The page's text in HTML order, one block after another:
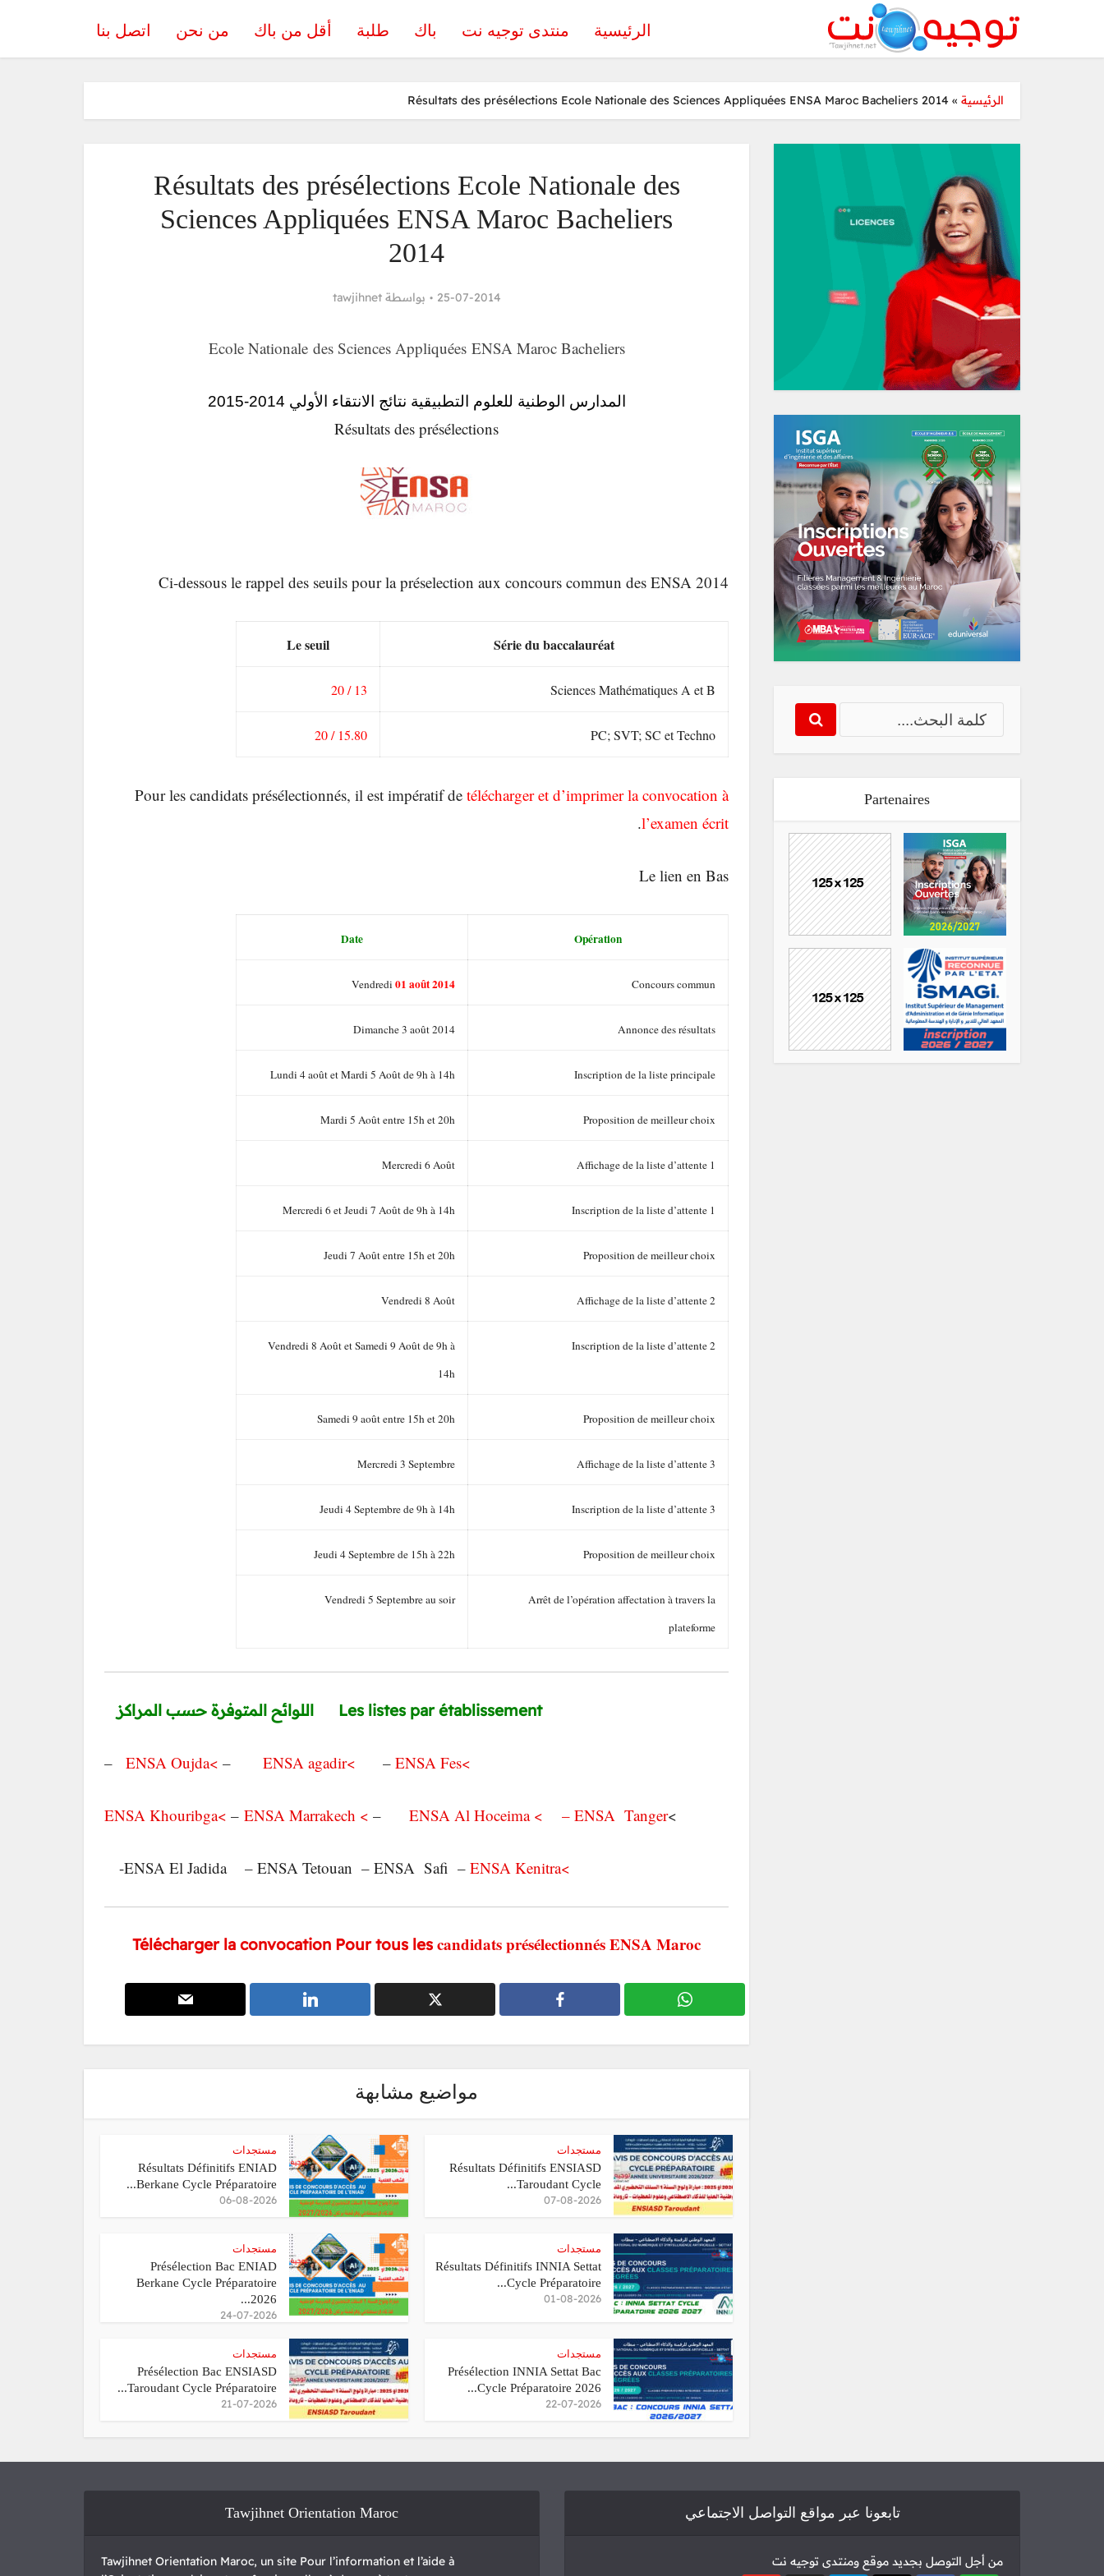
الرئيسية منتدى توجيه نت باك طلبة أقل من باك من نحن اتصل بنا
الرئيسية »
Résultats des présélections Ecole Nationale des Sciences Appliquées ENSA Maroc Bacheliers 2014
Résultats des présélections Ecole Nationale des
Sciences Appliquées ENSA Maroc Bacheliers
2014
25-07-2014 بواسطةtawjihnet
Ecole Nationale des Sciences Appliquées ENSA Maroc Bacheliers
المدارس الوطنية للعلوم التطبيقية نتائج الانتقاء الأولي 2014-2015
Résultats des présélections
Ci-dessous le rappel des seuils pour la préselection aux concours commun des ENSA 2014
Série du baccalauréat
Le seuil
Sciences Mathématiques A et B
13 / 20
PC; SVT; SC et Techno
15.80 / 20
Pour les candidats présélectionnés, il est impératif de télécharger et d’imprimer la convocation à
l’examen écrit
.
Le lien en Bas
Opération
Date
Concours commun
Vendredi 01 août 2014
Annonce des résultats
Dimanche 3 août 2014
Inscription de la liste principale
Lundi 4 août et Mardi 5 Août de 9h à 14h
Proposition de meilleur choix
Mardi 5 Août entre 15h et 20h
Affichage de la liste d’attente 1
Mercredi 6 Août
Inscription de la liste d’attente 1
Mercredi 6 et Jeudi 7 Août de 9h à 14h
Proposition de meilleur choix
Jeudi 7 Août entre 15h et 20h
Affichage de la liste d’attente 2
Vendredi 8 Août
Inscription de la liste d’attente 2
Vendredi 8 Août et Samedi 9 Août de 9h à
14h
Proposition de meilleur choix
Samedi 9 août entre 15h et 20h
Affichage de la liste d’attente 3
Mercredi 3 Septembre
Inscription de la liste d’attente 3
Jeudi 4 Septembre de 9h à 14h
Proposition de meilleur choix
Jeudi 4 Septembre de 15h à 22h
Arrêt de l’opération affectation à travers la
plateforme
Vendredi 5 Septembre au soir
Les listes par établissement اللوائح المتوفرة حسب المراكز
>ENSA Fes
–
>ENSA agadir
–
>ENSA Oujda
–
>
ENSA Tanger –
> ENSA Al Hoceima
–
> ENSA Marrakech
–
>ENSA Khouribga
>ENSA Kenitra
– ENSA El Jadida – ENSA Tetouan – ENSA Safi-
Télécharger la convocation Pour tous les candidats présélectionnés ENSA Maroc
مواضيع مشابهة
مستجدات
Résultats Définitifs ENSIASD
Taroudant Cycle...
07-08-2026
مستجدات
Résultats Définitifs ENIAD
Berkane Cycle Préparatoire...
06-08-2026
مستجدات
Résultats Définitifs INNIA Settat
Cycle Préparatoire...
01-08-2026
مستجدات
Présélection Bac ENIAD
Berkane Cycle Préparatoire
2026...
24-07-2026
مستجدات
Présélection INNIA Settat Bac
Cycle Préparatoire 2026...
22-07-2026
مستجدات
Présélection Bac ENSIASD
Taroudant Cycle Préparatoire...
21-07-2026
Partenaires
Tawjihnet Orientation Maroc
Tawjihnet Orientation Maroc, un site Pour l’information et l’aide à
تابعونا عبر مواقع التواصل الاجتماعي
من أجل التوصل بجديد موقع ومنتدى توجيه نت